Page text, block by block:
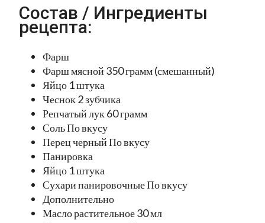
Состав / Ингредиенты
рецепта:
Фарш
Фарш мясной 350 грамм (смешанный)
Яйцо 1 штука
Чеснок 2 зубчика
Репчатый лук 60 грамм
Соль По вкусу
Перец черный По вкусу
Панировка
Яйцо 1 штука
Сухари панировочные По вкусу
Дополнительно
Масло растительное 30 мл